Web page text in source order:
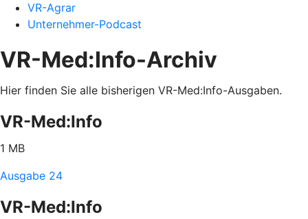
VR-Agrar
Unternehmer-Podcast
VR-Med:Info-Archiv
Hier finden Sie alle bisherigen VR-Med:Info-Ausgaben.
VR-Med:Info
1 MB
Ausgabe 24
VR-Med:Info